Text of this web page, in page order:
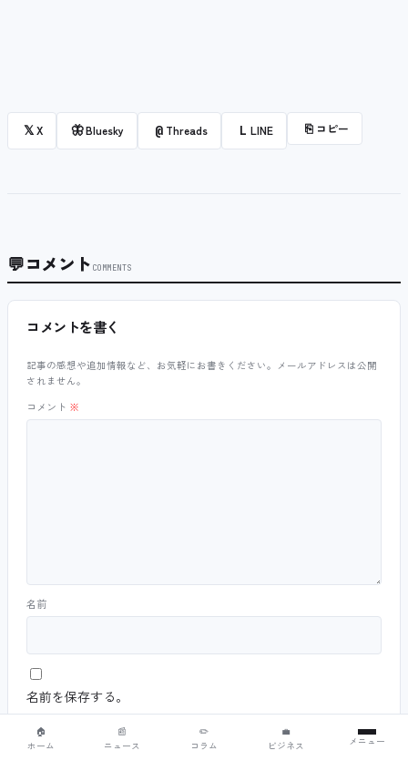
𝕏X 🦋Bluesky @ Threads L LINE ⎘ コピー
💬コメント COMMENTS
コメントを書く
記事の感想や追加情報など、お気軽にお書きください。メールアドレスは公開
されません。
コメント ※
名前
名前を保存する。
画像を添付（任意）
🏠
ホーム
📰
ニュース
✏️
コラム
💼
ビジネス
メニュー